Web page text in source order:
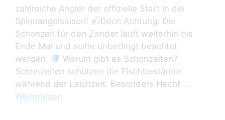
zahlreiche Angler der offizielle Start in die
Spinnangelsaison!
Doch Achtung: Die
Schonzeit für den Zander läuft weiterhin bis
Ende Mai und sollte unbedingt beachtet
werden.
Warum gibt es Schonzeiten?
Schonzeiten schützen die Fischbestände
während der Laichzeit. Besonders Hecht …
Weiterlesen